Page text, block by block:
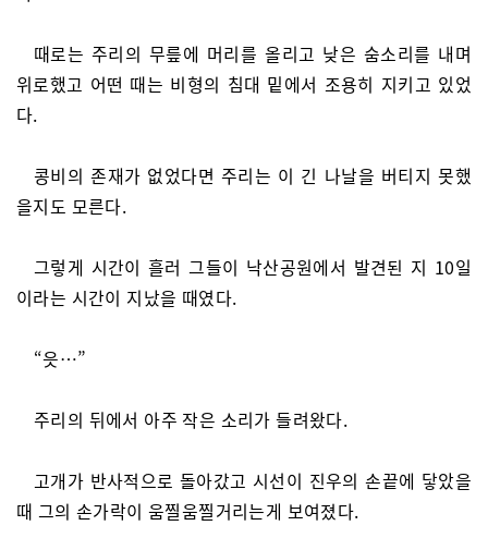
때로는 주리의 무릎에 머리를 올리고 낮은 숨소리를 내며
위로했고 어떤 때는 비형의 침대 밑에서 조용히 지키고 있었
다.
콩비의 존재가 없었다면 주리는 이 긴 나날을 버티지 못했
을지도 모른다.
그렇게 시간이 흘러 그들이 낙산공원에서 발견된 지 10일
이라는 시간이 지났을 때였다.
“읏…”
주리의 뒤에서 아주 작은 소리가 들려왔다.
고개가 반사적으로 돌아갔고 시선이 진우의 손끝에 닿았을
때 그의 손가락이 움찔움찔거리는게 보여졌다.